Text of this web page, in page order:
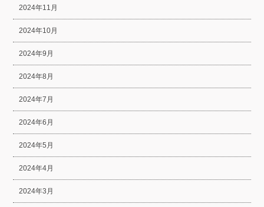
2024年11月
2024年10月
2024年9月
2024年8月
2024年7月
2024年6月
2024年5月
2024年4月
2024年3月